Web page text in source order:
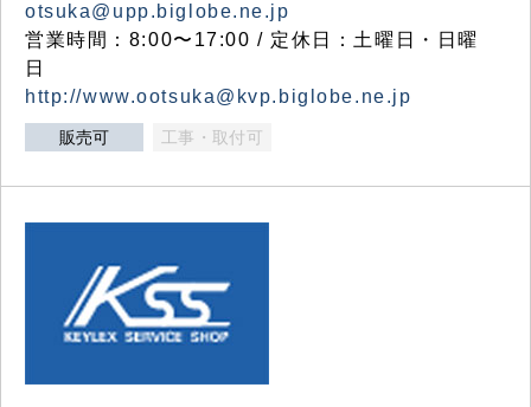
otsuka@upp.biglobe.ne.jp
営業時間：8:00〜17:00 / 定休日：土曜日・日曜
日
http://www.ootsuka@kvp.biglobe.ne.jp
販売可 工事・取付可